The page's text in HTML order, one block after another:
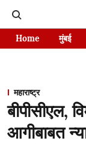
Home मुंबई
महाराष्ट्र
बीपीसीएल,
आगीबाबत